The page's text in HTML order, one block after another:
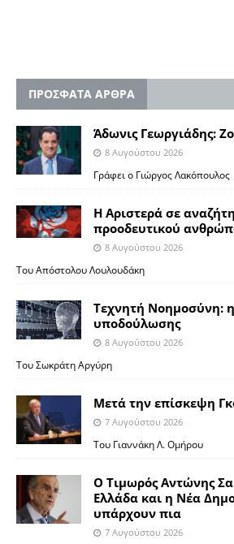
ΠΡΟΣΦΑΤΑ ΑΡΘΡΑ
Άδωνις Γεωργιάδης:
8 Αυγούστου 2026
Γράφει ο Γιώργος Λακόπουλος
Η Αριστερά σε
προοδευτικού
8 Αυγούστου 2026
Του Απόστολου Λουλουδάκη
Τεχνητή Νοημοσύνη:
υποδούλωσης
8 Αυγούστου 2026
Του Σωκράτη Αργύρη
Μετά την επίσκεψη
7 Αυγούστου 2026
Του Γιαννάκη Λ. Ομήρου
Ο Τιμωρός Αντώνης
Ελλάδα και η Νέα
υπάρχουν πια
7 Αυγούστου 2026